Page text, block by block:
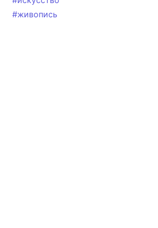
#живопись